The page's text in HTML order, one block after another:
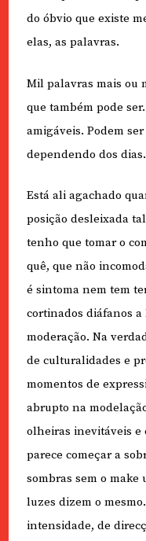
do óbvio que existe
elas, as palavras.
Mil palavras mais ou
que também pode
amigáveis. Podem
dependendo dos dias.
Está ali agachado
posição desleixada
tenho que tomar o
quê, que não
é sintoma nem tem
cortinados diáfanos
moderação. Na
de culturalidades e
momentos de
abrupto na
olheiras inevitáveis e
parece começar a
sombras sem o make
luzes dizem o
intensidade, de